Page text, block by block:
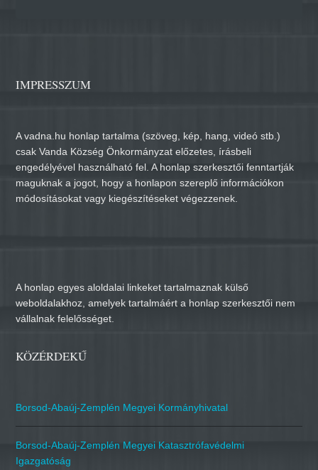
IMPRESSZUM
A vadna.hu honlap tartalma (szöveg, kép, hang, videó stb.)
csak Vanda Község Önkormányzat előzetes, írásbeli
engedélyével használható fel. A honlap szerkesztői fenntartják
maguknak a jogot, hogy a honlapon szereplő információkon
módosításokat vagy kiegészítéseket végezzenek.
A honlap egyes aloldalai linkeket tartalmaznak külső
weboldalakhoz, amelyek tartalmáért a honlap szerkesztői nem
vállalnak felelősséget.
KÖZÉRDEKŰ
Borsod-Abaúj-Zemplén Megyei Kormányhivatal
Borsod-Abaúj-Zemplén Megyei Katasztrófavédelmi
Igazgatóság